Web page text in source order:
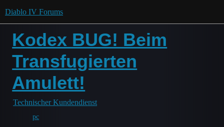
Diablo IV Forums
Kodex BUG! Beim
Transfugierten
Amulett!
Technischer Kundendienst
pc